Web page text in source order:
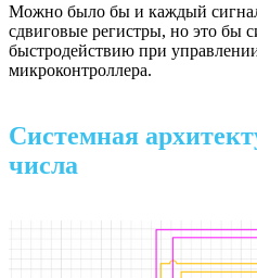
Можно было бы и каждый
сдвиговые регистры, но это бы
быстродействию при
микроконтроллера.
Системная
числа